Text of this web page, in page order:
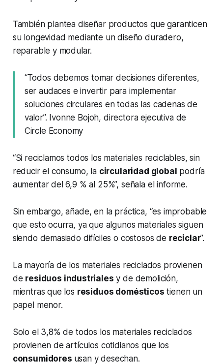
También plantea diseñar productos que garanticen
su longevidad mediante un diseño duradero,
reparable y modular.
“Todos debemos tomar decisiones diferentes,
ser audaces e invertir para implementar
soluciones circulares en todas las cadenas de
valor”. Ivonne Bojoh, directora ejecutiva de
Circle Economy
“Si reciclamos todos los materiales reciclables, sin
reducir el consumo, la circularidad global podría
aumentar del 6,9 % al 25%”, señala el informe.
Sin embargo, añade, en la práctica, “es improbable
que esto ocurra, ya que algunos materiales siguen
siendo demasiado difíciles o costosos de reciclar”.
La mayoría de los materiales reciclados provienen
de residuos industriales y de demolición,
mientras que los residuos domésticos tienen un
papel menor.
Solo el 3,8% de todos los materiales reciclados
provienen de artículos cotidianos que los
consumidores usan y desechan.